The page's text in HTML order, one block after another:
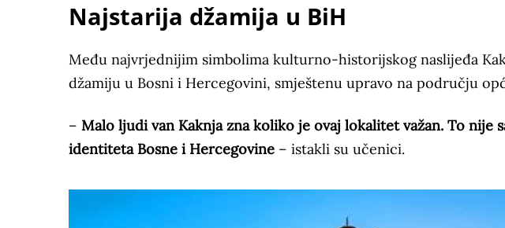
Najstarija džamija u BiH
Među najvrjednijim simbolima kulturno-historijskog naslijeđa
džamiju u Bosni i Hercegovini, smještenu upravo na području
– Malo ljudi van Kaknja zna koliko je ovaj lokalitet važan. To nije
identiteta Bosne i Hercegovine – istakli su učenici.